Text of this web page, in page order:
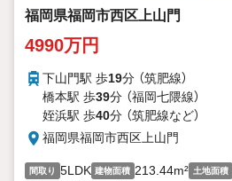
福岡県福岡市西区上山門
4990万円
下山門駅 歩19分 （筑肥線）
橋本駅 歩39分 （福岡七隈線）
姪浜駅 歩40分 （筑肥線など）
福岡県福岡市西区上山門
間取り 5LDK 建物面積 213.44m² 土地面積